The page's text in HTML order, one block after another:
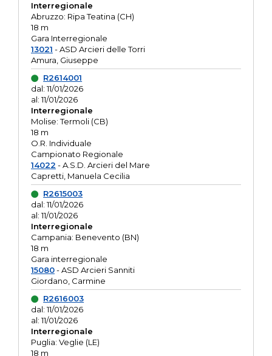
Interregionale
Abruzzo: Ripa Teatina (CH)
18 m
Gara Interregionale
13021 - ASD Arcieri delle Torri
Amura, Giuseppe
R2614001
dal: 11/01/2026
al: 11/01/2026
Interregionale
Molise: Termoli (CB)
18 m
O.R. Individuale
Campionato Regionale
14022 - A.S.D. Arcieri del Mare
Capretti, Manuela Cecilia
R2615003
dal: 11/01/2026
al: 11/01/2026
Interregionale
Campania: Benevento (BN)
18 m
Gara interregionale
15080- ASD Arcieri Sanniti
Giordano, Carmine
R2616003
dal: 11/01/2026
al: 11/01/2026
Interregionale
Puglia: Veglie (LE)
18 m